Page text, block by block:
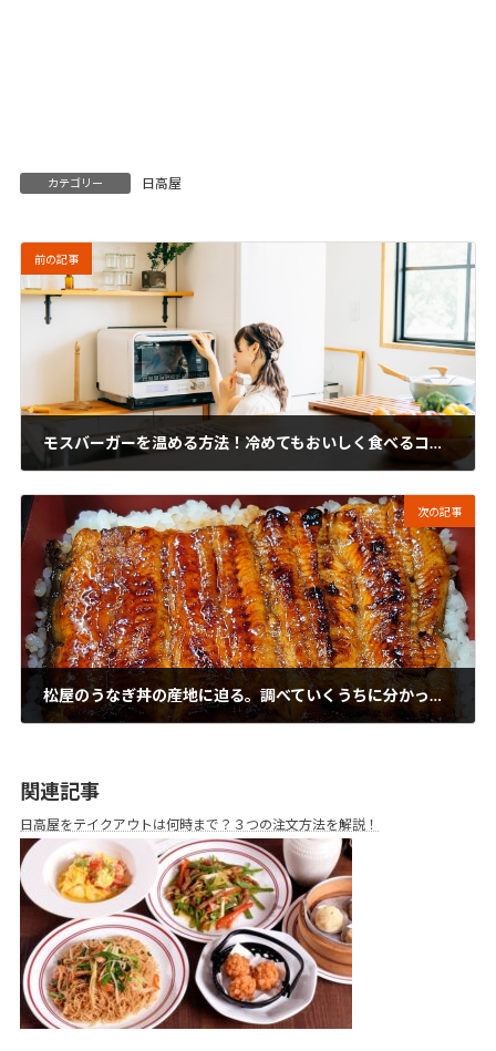
カテゴリー 日高屋
前の記事
モスバーガーを温める方法！冷めてもおいしく食べるコツを解説！
次の記事
松屋のうなぎ丼の産地に迫る。調べていくうちに分かった事とさらにおいしく食べる方法とは？
関連記事
日高屋をテイクアウトは何時まで？３つの注文方法を解説！